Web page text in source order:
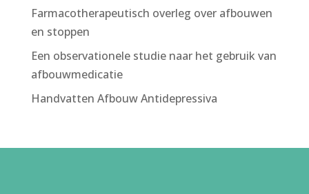
Farmacotherapeutisch overleg over afbouwen
en stoppen
Een observationele studie naar het gebruik van
afbouwmedicatie
Handvatten Afbouw Antidepressiva